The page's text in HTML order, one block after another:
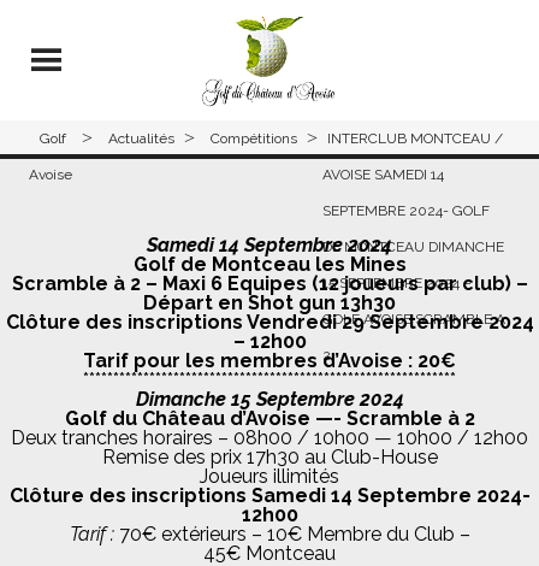
Golf
Avoise
> Actualités > Compétitions > INTERCLUB MONTCEAU /
AVOISE SAMEDI 14
SEPTEMBRE 2024- GOLF
DE MONTCEAU DIMANCHE
15 SEPTEMBRE 2024 –
GOLF AVOISE SCRAMBLE A
2
Samedi 14 Septembre 2024
Golf de Montceau les Mines
Scramble à 2 – Maxi 6 Equipes (12 joueurs par club) –
Départ en Shot gun 13h30
Clôture des inscriptions Vendredi 29 Septembre 2024
– 12h00
Tarif pour les membres d’Avoise : 20€
**************************************************************
Dimanche 15 Septembre 2024
Golf du Château d’Avoise —- Scramble à 2
Deux tranches horaires – 08h00 / 10h00 — 10h00 / 12h00
Remise des prix 17h30 au Club-House
Joueurs illimités
Clôture des inscriptions Samedi 14 Septembre 2024-
12h00
Tarif : 70€ extérieurs – 10€ Membre du Club –
45€ Montceau